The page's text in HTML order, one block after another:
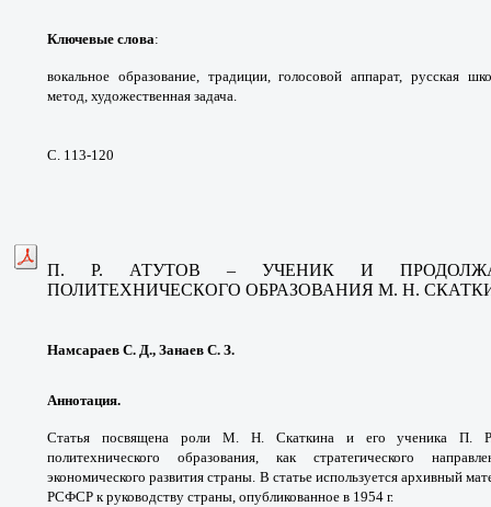
Ключевые слова:
вокальное образование, традиции, голосовой аппарат, русская
метод, художественная задача.
С. 113-120
П. Р. АТУТОВ – УЧЕНИК И
ПОЛИТЕХНИЧЕСКОГО ОБРАЗОВАНИЯ М. Н.
Намсараев С. Д., Занаев С. З.
Аннотация.
Статья посвящена роли М. Н. Скаткина и его ученика П.
политехнического образования, как стратегического
экономическогоразвития страны. В статье используетсяархивный
РСФСР к руководству страны, опубликованное в 1954 г.